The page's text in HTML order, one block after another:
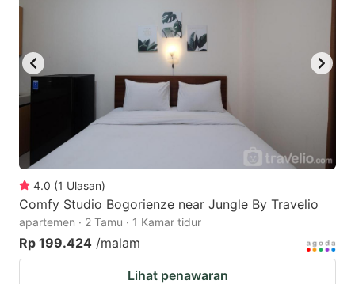
keyboard
shortcuts
changing
dates.
the
keyboard
shortcuts
dates.
4.0 (1 Ulasan)
Comfy Studio Bogorienze near Jungle By Travelio
apartemen · 2 Tamu · 1 Kamar tidur
Rp 199.424 /malam
Lihat penawaran